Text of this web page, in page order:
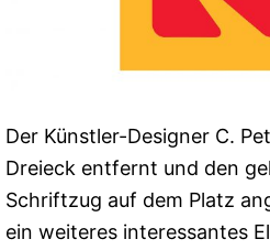
Der Künstler-Designer C.
Dreieck entfernt und den
Schriftzug auf dem Platz
ein weiteres interessantes